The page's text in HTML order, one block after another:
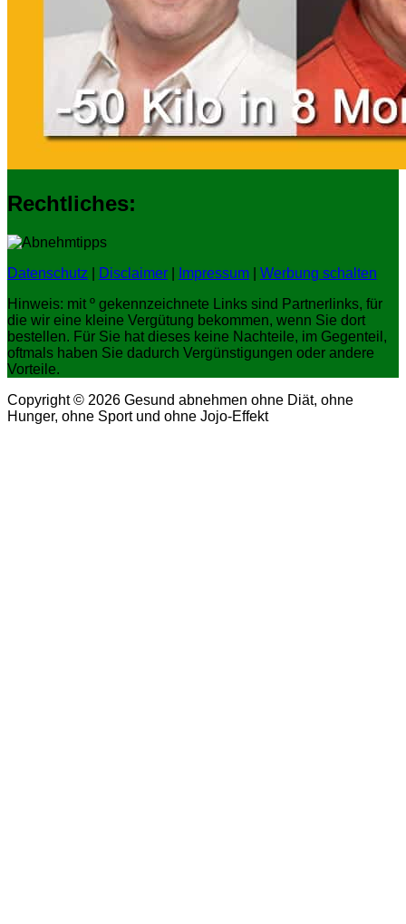
Rechtliches:
Datenschutz Disclaimer Impressum
Werbung schalten
Hinweis: mit º gekennzeichnete Links sind Partnerlinks, für
die wir eine kleine Vergütung bekommen, wenn Sie dort
bestellen. Für Sie hat dieses keine Nachteile, im Gegenteil,
oftmals haben Sie dadurch Vergünstigungen oder andere
Vorteile.
Copyright © 2026 Gesund abnehmen ohne Diät, ohne
Hunger, ohne Sport und ohne Jojo-Effekt